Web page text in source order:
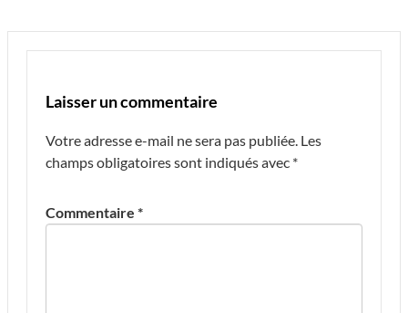
Laisser un commentaire
Votre adresse e-mail ne sera pas publiée. Les
champs obligatoires sont indiqués avec *
Commentaire *